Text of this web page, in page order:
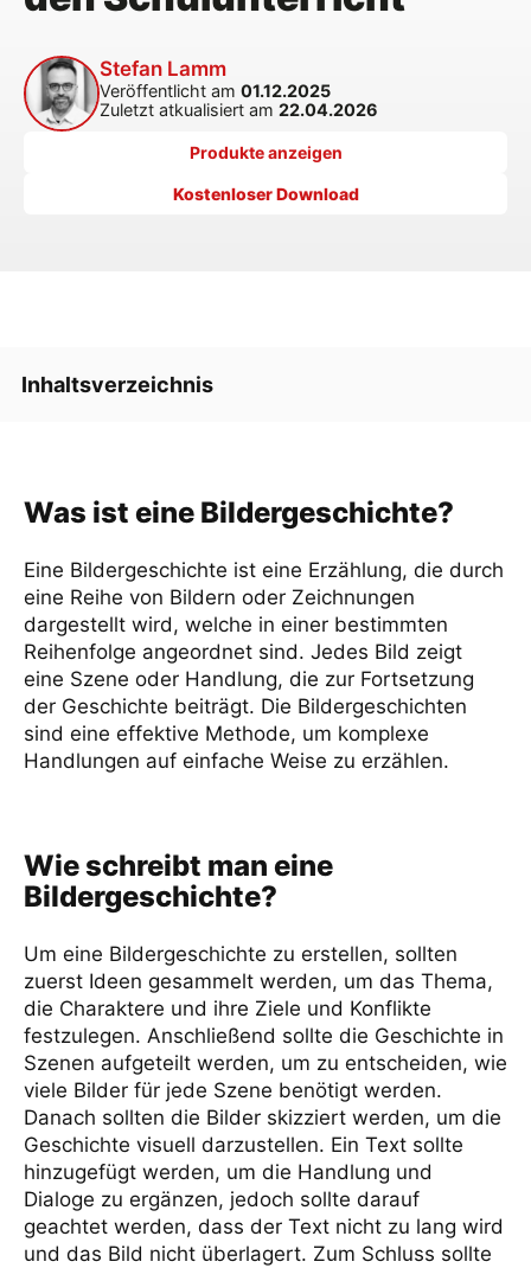
Stefan Lamm
Veröffentlicht am 01.12.2025
Zuletzt atkualisiert am 22.04.2026
Produkte anzeigen
Kostenloser Download
Inhaltsverzeichnis
Wie schreibt man eine Bildergeschichte?
Wie erstelle ich eine Bildergeschichte?
Formulierung einer guten Bildergeschichte
In welcher Zeitform wird eine Bildergeschichte
geschrieben?
Was ist eine Bildergeschichte?
Eine Bildergeschichte ist eine Erzählung, die durch
eine Reihe von Bildern oder Zeichnungen
dargestellt wird, welche in einer bestimmten
Reihenfolge angeordnet sind. Jedes Bild zeigt
eine Szene oder Handlung, die zur Fortsetzung
der Geschichte beiträgt. Die Bildergeschichten
sind eine effektive Methode, um komplexe
Handlungen auf einfache Weise zu erzählen.
Wie schreibt man eine
Bildergeschichte?
Um eine Bildergeschichte zu erstellen, sollten
zuerst Ideen gesammelt werden, um das Thema,
die Charaktere und ihre Ziele und Konflikte
festzulegen. Anschließend sollte die Geschichte in
Szenen aufgeteilt werden, um zu entscheiden, wie
viele Bilder für jede Szene benötigt werden.
Danach sollten die Bilder skizziert werden, um die
Geschichte visuell darzustellen. Ein Text sollte
hinzugefügt werden, um die Handlung und
Dialoge zu ergänzen, jedoch sollte darauf
geachtet werden, dass der Text nicht zu lang wird
und das Bild nicht überlagert. Zum Schluss sollte